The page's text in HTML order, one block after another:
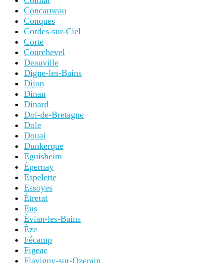
Concarneau
Conques
Cordes-sur-Ciel
Corte
Courchevel
Deauville
Digne-les-Bains
Dijon
Dinan
Dinard
Dol-de-Bretagne
Dole
Douai
Dunkerque
Eguisheim
Épernay
Espelette
Essoyes
Étretat
Eus
Évian-les-Bains
Èze
Fécamp
Figeac
Flavigny-sur-Ozerain